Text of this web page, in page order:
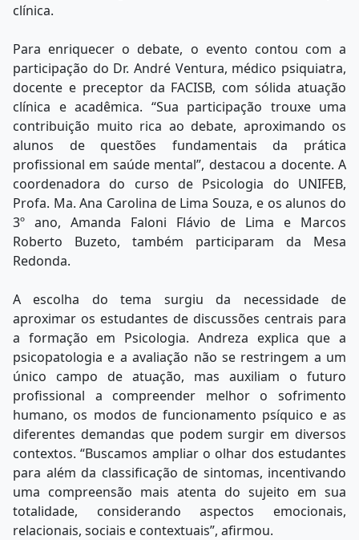
clínica.
Para enriquecer o debate, o evento contou com a
participação do Dr. André Ventura, médico psiquiatra,
docente e preceptor da FACISB, com sólida atuação
clínica e acadêmica. “Sua participação trouxe uma
contribuição muito rica ao debate, aproximando os
alunos de questões fundamentais da prática
profissional em saúde mental”, destacou a docente. A
coordenadora do curso de Psicologia do UNIFEB,
Profa. Ma. Ana Carolina de Lima Souza, e os alunos do
3º ano, Amanda Faloni Flávio de Lima e Marcos
Roberto Buzeto, também participaram da Mesa
Redonda.
A escolha do tema surgiu da necessidade de
aproximar os estudantes de discussões centrais para
a formação em Psicologia. Andreza explica que a
psicopatologia e a avaliação não se restringem a um
único campo de atuação, mas auxiliam o futuro
profissional a compreender melhor o sofrimento
humano, os modos de funcionamento psíquico e as
diferentes demandas que podem surgir em diversos
contextos. “Buscamos ampliar o olhar dos estudantes
para além da classificação de sintomas, incentivando
uma compreensão mais atenta do sujeito em sua
totalidade, considerando aspectos emocionais,
relacionais, sociais e contextuais”, afirmou.